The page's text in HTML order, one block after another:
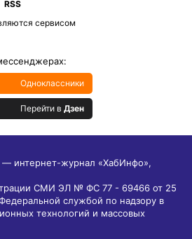
RSS
сервисом
Одноклассники
Перейти в Дзен
интернет-журнал «ХабИнфо»,
СМИ ЭЛ № ФС 77 - 69466 от 25
службой по надзору в
технологий и массовых